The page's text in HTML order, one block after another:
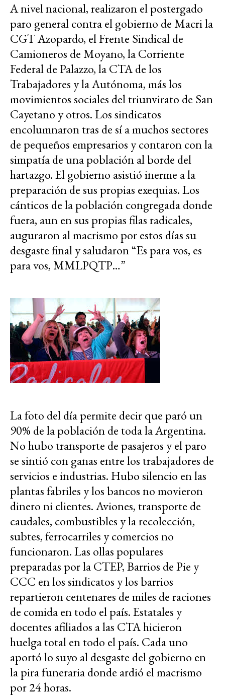
A nivel nacional, realizaron el postergado
paro general contra el gobierno de Macri la
CGT Azopardo, el Frente Sindical de
Camioneros de Moyano, la Corriente
Federal de Palazzo, la CTA de los
Trabajadores y la Autónoma, más los
movimientos sociales del triunvirato de San
Cayetano y otros. Los sindicatos
encolumnaron tras de sí a muchos sectores
de pequeños empresarios y contaron con la
simpatía de una población al borde del
hartazgo. El gobierno asistió inerme a la
preparación de sus propias exequias. Los
cánticos de la población congregada donde
fuera, aun en sus propias filas radicales,
auguraron al macrismo por estos días su
desgaste final y saludaron “Es para vos, es
para vos, MMLPQTP…”
La foto del día permite decir que paró un
90% de la población de toda la Argentina.
No hubo transporte de pasajeros y el paro
se sintió con ganas entre los trabajadores de
servicios e industrias. Hubo silencio en las
plantas fabriles y los bancos no movieron
dinero ni clientes. Aviones, transporte de
caudales, combustibles y la recolección,
subtes, ferrocarriles y comercios no
funcionaron. Las ollas populares
preparadas por la CTEP, Barrios de Pie y
CCC en los sindicatos y los barrios
repartieron centenares de miles de raciones
de comida en todo el país. Estatales y
docentes afiliados a las CTA hicieron
huelga total en todo el país. Cada uno
aportó lo suyo al desgaste del gobierno en
la pira funeraria donde ardió el macrismo
por 24 horas.